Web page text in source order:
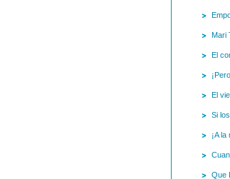
Mari
El
El
Si
¡A la
Que